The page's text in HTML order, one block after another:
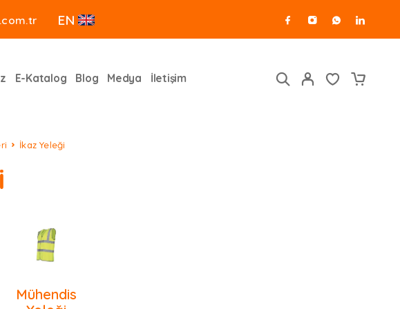
EN
E-Katalog Blog Medya İletişim
İkaz Yeleği
Mühendis